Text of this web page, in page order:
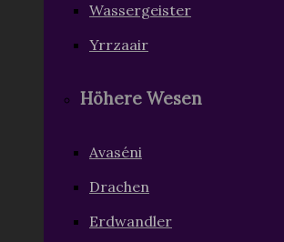
Wassergeister
Yrrzaair
Höhere Wesen
Avaséni
Drachen
Erdwandler